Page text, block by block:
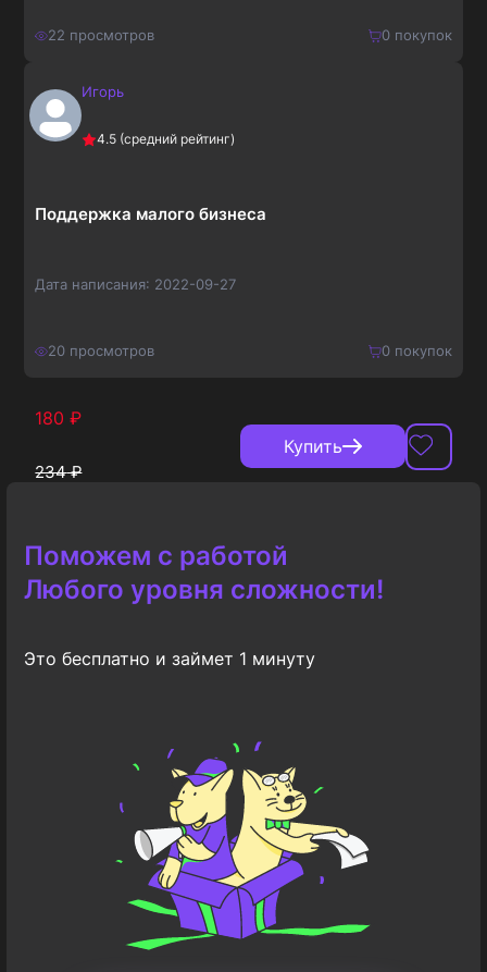
22 просмотров 0покупок
100₽Игорь
4.5 (средний рейтинг)
Поддержка малого бизнеса
Дата написания: 2022-09-27
20 просмотров 0покупок
180 ₽
234₽
Купить
Поможем с работой
Любого уровня сложности!
Это бесплатно и займет 1 минуту